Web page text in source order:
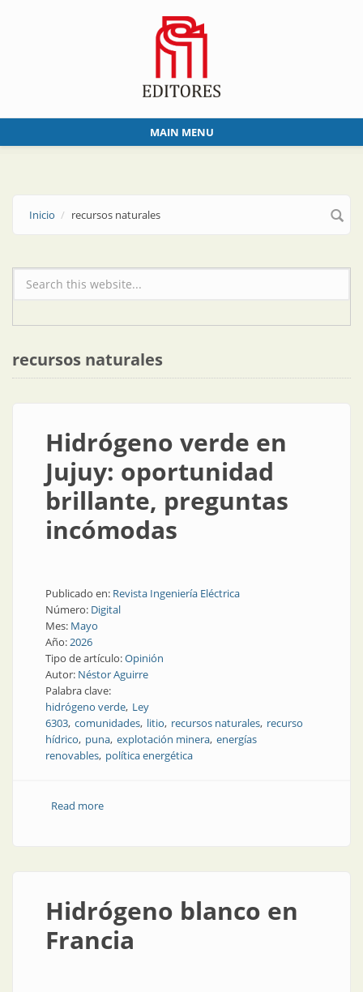
MAIN MENU
Inicio recursos naturales
Formulario de búsqueda
recursos naturales
Hidrógeno verde en
Jujuy: oportunidad
brillante, preguntas
incómodas
Publicado en: Revista Ingeniería Eléctrica
Número: Digital
Mes: Mayo
Año:2026
Tipo de artículo:Opinión
Autor: Néstor Aguirre
Palabra clave:
hidrógeno verde Ley
6303 comunidades litio recursos naturales recurso
hídrico puna explotación minera energías
renovables política energética
Read moreabout Hidrógeno verde en Jujuy: oportunidad
Hidrógeno blanco en
Francia